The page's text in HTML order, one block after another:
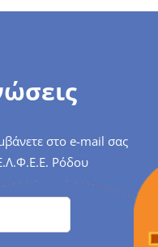
στο e-mail σας
Ρόδου